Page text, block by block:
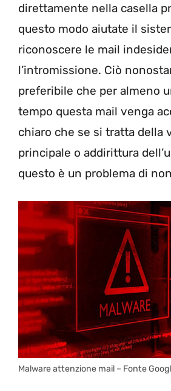
direttamente nella casella
questo modo aiutate il
riconoscere le mail
l’intromissione. Ciò
preferibile che per almeno
tempo questa mail venga
chiaro che se si tratta della
principale o addirittura
questo è un problema di
Malware attenzione mail – Fonte